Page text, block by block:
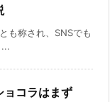
も称され、SNSでも
ョコラはまず